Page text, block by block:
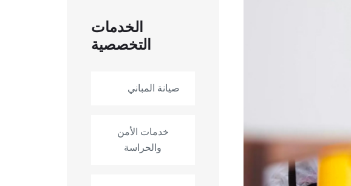
الخدمات
التخصصية
صيانة المباني
خدمات الأمن
والحراسة